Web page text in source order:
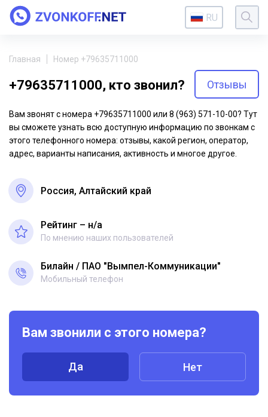
RU
Главная Номер +79635711000
+79635711000, кто звонил? Отзывы
Вам звонят с номера +79635711000 или 8 (963) 571-10-00? Тут
вы сможете узнать всю доступную информацию по звонкам с
этого телефонного номера: отзывы, какой регион, оператор,
адрес, варианты написания, активность и многое другое.
Россия, Алтайский край
Рейтинг – н/a
По мнению наших пользователей
Билайн ПАО "Вымпел-Коммуникации"
Мобильный телефон
Вам звонили с этого номера?
Да Нет